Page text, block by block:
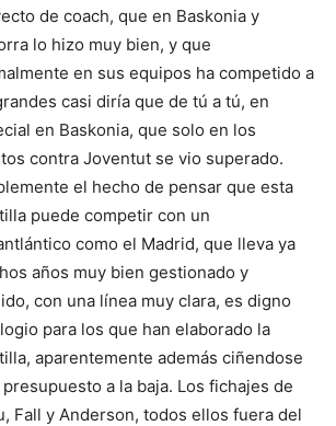
de coach, que en Baskonia y
lo hizo muy bien, y que
en sus equipos ha competido a
casi diría que de tú a tú, en
en Baskonia, que solo en los
contra Joventut se vio superado.
el hecho de pensar que esta
puede competir con un
como el Madrid, que lleva ya
años muy bien gestionado y
con una línea muy clara, es digno
para los que han elaborado la
aparentemente además ciñendose
presupuesto a la baja. Los fichajes de
Fall y Anderson, todos ellos fuera del